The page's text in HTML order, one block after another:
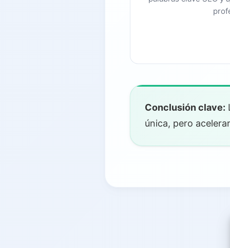
Conclusión: la IA como tu
Conclusión clave:
única, pero